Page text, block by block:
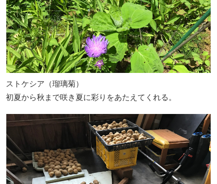
ストケシア（瑠璃菊）
初夏から秋まで咲き夏に彩りをあたえてくれる。